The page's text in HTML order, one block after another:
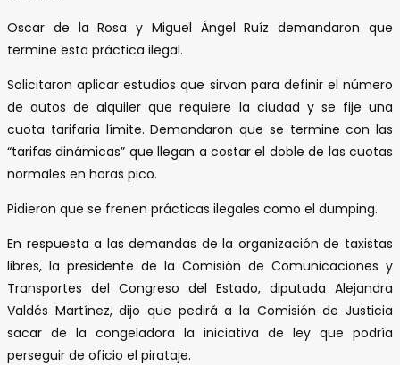
Oscar de la Rosa y Miguel Ángel Ruíz demandaron que
termine esta práctica ilegal.
Solicitaron aplicar estudios que sirvan para definir el número
de autos de alquiler que requiere la ciudad y se fije una
cuota tarifaria límite. Demandaron que se termine con las
“tarifas dinámicas” que llegan a costar el doble de las cuotas
normales en horas pico.
Pidieron que se frenen prácticas ilegales como el dumping.
En respuesta a las demandas de la organización de taxistas
libres, la presidente de la Comisión de Comunicaciones y
Transportes del Congreso del Estado, diputada Alejandra
Valdés Martínez, dijo que pedirá a la Comisión de Justicia
sacar de la congeladora la iniciativa de ley que podría
perseguir de oficio el pirataje.